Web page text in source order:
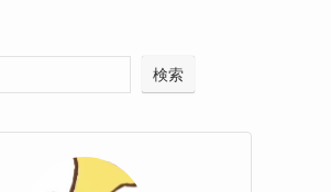
検索